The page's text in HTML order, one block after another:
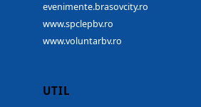
evenimente.brasovcity.ro
www.spclepbv.ro
www.voluntarbv.ro
UTIL